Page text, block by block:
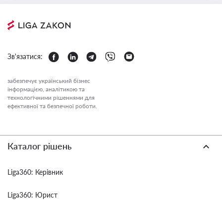
Зв'язатися:
забезпечує український бізнес
інформацією, аналітикою та
технологічними рішеннями для
ефективної та безпечної роботи.
Каталог рішень
Liga360: Керівник
Liga360: Юрист